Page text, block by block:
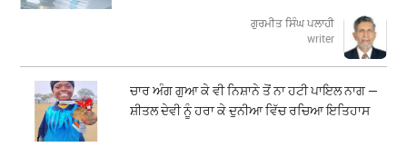
ਗੁਰਮੀਤ ਸਿੰਘ ਪਲਾਹੀ
writer
ਚਾਰ ਅੰਗ ਗੁਆ ਕੇ ਵੀ ਨਿਸ਼ਾਨੇ ਤੋਂ ਨਾ ਹਟੀ ਪਾਇਲ ਨਾਗ —
ਸ਼ੀਤਲ ਦੇਵੀ ਨੂੰ ਹਰਾ ਕੇ ਦੁਨੀਆ ਵਿੱਚ ਰਚਿਆ ਇਤਿਹਾਸ